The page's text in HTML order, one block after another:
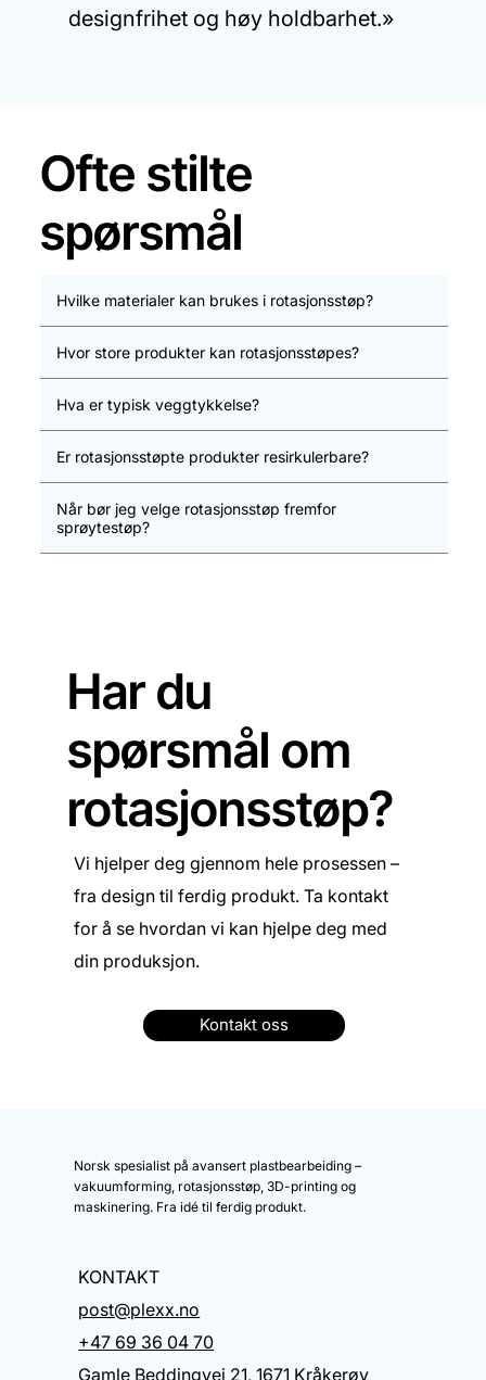
designfrihet og høy holdbarhet.»
Ofte stilte
spørsmål
Hvilke materialer kan brukes i rotasjonsstøp?
Hvor store produkter kan rotasjonsstøpes?
Hva er typisk veggtykkelse?
Er rotasjonsstøpte produkter resirkulerbare?
Når bør jeg velge rotasjonsstøp fremfor
sprøytestøp?
Har du
spørsmål om
rotasjonsstøp?
Vi hjelper deg gjennom hele prosessen –
fra design til ferdig produkt. Ta kontakt
for å se hvordan vi kan hjelpe deg med
din produksjon.
Kontakt oss
Norsk spesialist på avansert plastbearbeiding –
vakuumforming, rotasjonsstøp, 3D-printing og
maskinering. Fra idé til ferdig produkt.
KONTAKT
post@plexx.no
+47 69 36 04 70
Gamle Beddingvei 21, 1671 Kråkerøy